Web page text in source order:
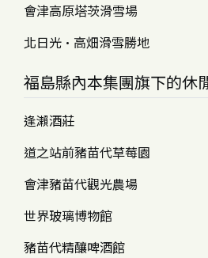
會津高原塔茨滑雪場
北日光·高畑滑雪勝地
福島縣內本集團旗下的休
逢瀨酒莊
道之站前豬苗代草莓園
會津豬苗代觀光農場
世界玻璃博物館
豬苗代精釀啤酒館